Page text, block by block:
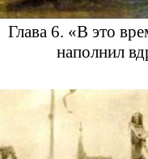
Глава 6. «В это
наполнил